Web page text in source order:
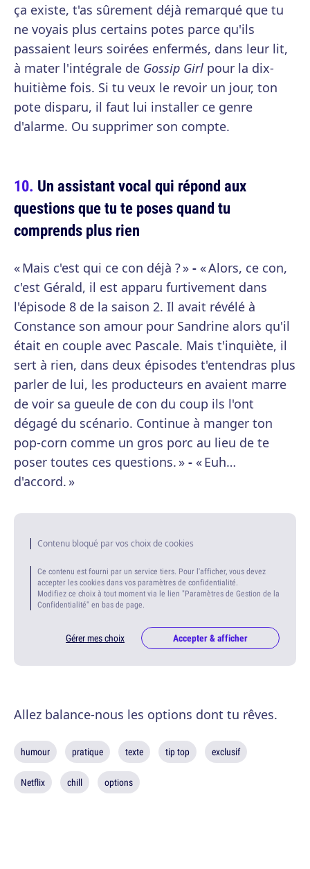
ça existe, t'as sûrement déjà remarqué que tu
ne voyais plus certains potes parce qu'ils
passaient leurs soirées enfermés, dans leur lit,
à mater l'intégrale de Gossip Girl pour la dix-
huitième fois. Si tu veux le revoir un jour, ton
pote disparu, il faut lui installer ce genre
d'alarme. Ou supprimer son compte.
Un assistant vocal qui répond aux
questions que tu te poses quand tu
comprends plus rien
« Mais c'est qui ce con déjà ? » - « Alors, ce con,
c'est Gérald, il est apparu furtivement dans
l'épisode 8 de la saison 2. Il avait révélé à
Constance son amour pour Sandrine alors qu'il
était en couple avec Pascale. Mais t'inquiète, il
sert à rien, dans deux épisodes t'entendras plus
parler de lui, les producteurs en avaient marre
de voir sa gueule de con du coup ils l'ont
dégagé du scénario. Continue à manger ton
pop-corn comme un gros porc au lieu de te
poser toutes ces questions. » - « Euh…
d'accord. »
Contenu bloqué par vos choix de cookies
Ce contenu est fourni par un service tiers. Pour l'afficher, vous devez
accepter les cookies dans vos paramètres de confidentialité.
Modifiez ce choix à tout moment via le lien "Paramètres de Gestion de la
Confidentialité" en bas de page.
Gérer mes choix Accepter & afficher
Allez balance-nous les options dont tu rêves.
humour pratique texte tip top exclusif
Netflix chill options